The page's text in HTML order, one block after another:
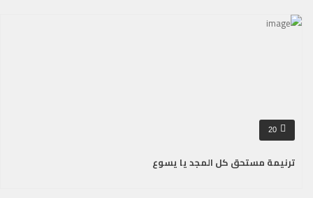
20
ترنيمة مستحق كل المجد يا يسوع